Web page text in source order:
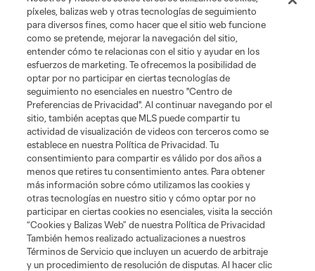
píxeles, balizas web y otras tecnologías de seguimiento
para diversos fines, como hacer que el sitio web funcione
como se pretende, mejorar la navegación del sitio,
entender cómo te relacionas con el sitio y ayudar en los
esfuerzos de marketing. Te ofrecemos la posibilidad de
optar por no participar en ciertas tecnologías de
seguimiento no esenciales en nuestro "Centro de
Preferencias de Privacidad". Al continuar navegando por el
sitio, también aceptas que MLS puede compartir tu
actividad de visualización de videos con terceros como se
establece en nuestra Política de Privacidad. Tu
consentimiento para compartir es válido por dos años a
menos que retires tu consentimiento antes. Para obtener
más información sobre cómo utilizamos las cookies y
otras tecnologías en nuestro sitio y cómo optar por no
participar en ciertas cookies no esenciales, visita la sección
“Cookies y Balizas Web” de nuestra Política de Privacidad
También hemos realizado actualizaciones a nuestros
Términos de Servicio que incluyen un acuerdo de arbitraje
y un procedimiento de resolución de disputas. Al hacer clic